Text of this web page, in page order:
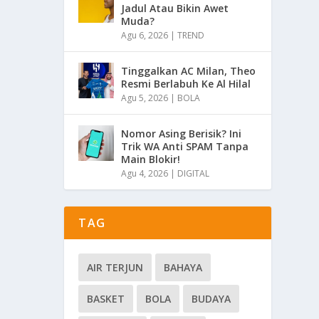
Jadul Atau Bikin Awet
Muda?
Agu 6, 2026 |TREND
Tinggalkan AC Milan, Theo
Resmi Berlabuh Ke Al Hilal
Agu 5, 2026 | BOLA
Nomor Asing Berisik? Ini
Trik WA Anti SPAM Tanpa
Main Blokir!
Agu 4, 2026 | DIGITAL
TAG
AIR TERJUN BAHAYA
BASKET BOLA BUDAYA